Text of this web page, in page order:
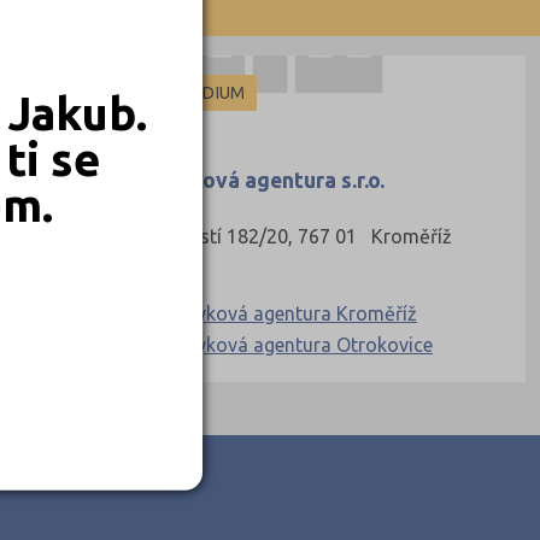
ti se
(24)
(15)
POMATURITNÍ STUDIUM
MAXIMUM, jazyková agentura s.r.o.
Riegrovo náměstí 182/20, 767 01 Kroměříž
MAXIMUM, jazyková agentura Kroměříž
MAXIMUM, jazyková agentura Otrokovice